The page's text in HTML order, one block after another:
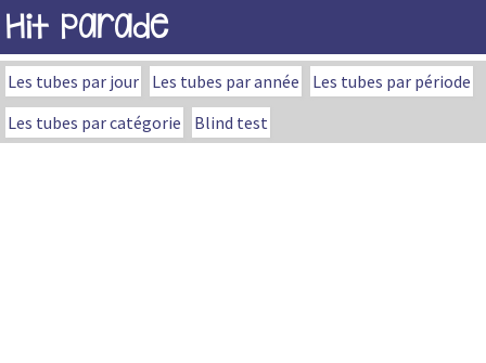
Hit Parade
Les tubes par jour Les tubes par année
Les tubes par période
Les tubes par catégorie
Blind test